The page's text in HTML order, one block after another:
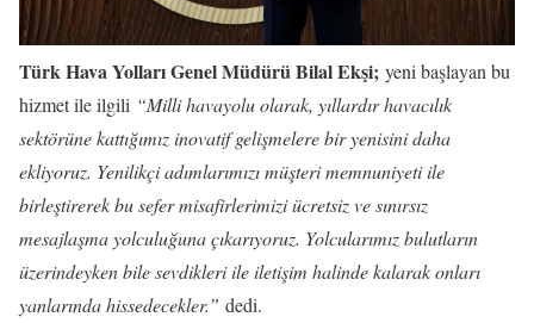
Türk Hava Yolları Genel Müdürü Bilal Ekşi; yeni başlayan bu
hizmet ile ilgili “Milli havayolu olarak, yıllardır havacılık
sektörüne kattığımız inovatif gelişmelere bir yenisini daha
ekliyoruz. Yenilikçi adımlarımızı müşteri memnuniyeti ile
birleştirerek bu sefer misafirlerimizi ücretsiz ve sınırsız
mesajlaşma yolculuğuna çıkarıyoruz. Yolcularımız bulutların
üzerindeyken bile sevdikleri ile iletişim halinde kalarak onları
yanlarında hissedecekler.” dedi.